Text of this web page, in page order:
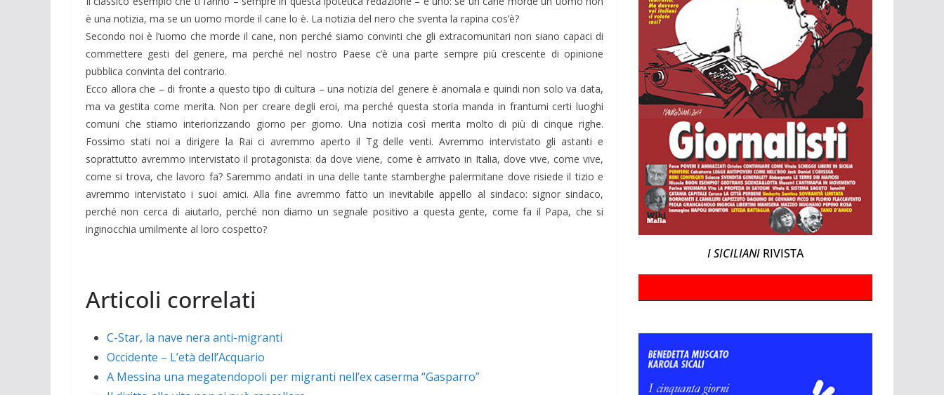
è una notizia, ma se un uomo morde il cane lo è. La notizia del nero che sventa la rapina cos’è?
Secondo noi è l’uomo che morde il cane, non perché siamo convinti che gli extracomunitari non siano capaci di
commettere gesti del genere, ma perché nel nostro Paese c’è una parte sempre più crescente di opinione
pubblica convinta del contrario.
Ecco allora che – di fronte a questo tipo di cultura – una notizia del genere è anomala e quindi non solo va data,
ma va gestita come merita. Non per creare degli eroi, ma perché questa storia manda in frantumi certi luoghi
comuni che stiamo interiorizzando giorno per giorno. Una notizia così merita molto di più di cinque righe.
Fossimo stati noi a dirigere la Rai ci avremmo aperto il Tg delle venti. Avremmo intervistato gli astanti e
soprattutto avremmo intervistato il protagonista: da dove viene, come è arrivato in Italia, dove vive, come vive,
come si trova, che lavoro fa? Saremmo andati in una delle tante stamberghe palermitane dove risiede il tizio e
avremmo intervistato i suoi amici. Alla fine avremmo fatto un inevitabile appello al sindaco: signor sindaco,
perché non cerca di aiutarlo, perché non diamo un segnale positivo a questa gente, come fa il Papa, che si
inginocchia umilmente al loro cospetto?
Articoli correlati
C-Star, la nave nera anti-migranti
Occidente – L’età dell’Acquario
A Messina una megatendopoli per migranti nell’ex caserma “Gasparro”
I SICILIANI RIVISTA